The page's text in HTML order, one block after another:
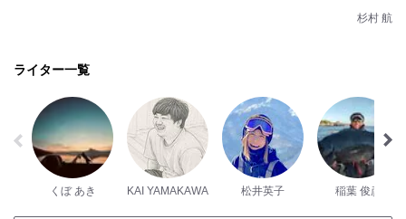
杉村 航
ライター一覧
くぼ あき KAI YAMAKAWA 松井英子 稲葉 俊彦